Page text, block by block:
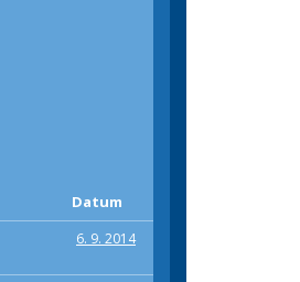
Datum
6. 9. 2014